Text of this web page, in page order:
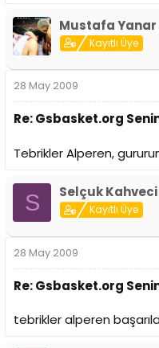
Mustafa Yanar
Kayıtlı Üye
28 May 2009
Re: Gsbasket.org
Tebrikler Alperen,
S Selçuk Kahveci
Kayıtlı Üye
28 May 2009
Re: Gsbasket.org
tebrikler alperen